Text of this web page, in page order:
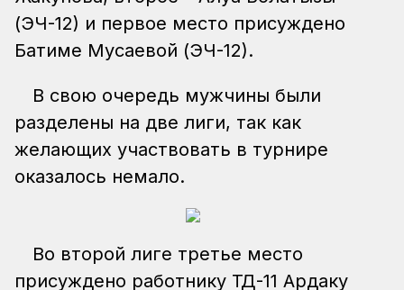
(ЭЧ-12) и первое место присуждено
Батиме Мусаевой (ЭЧ-12).
В свою очередь мужчины были
разделены на две лиги, так как
желающих участвовать в турнире
оказалось немало.
Во второй лиге третье место
присуждено работнику ТД-11 Ардаку